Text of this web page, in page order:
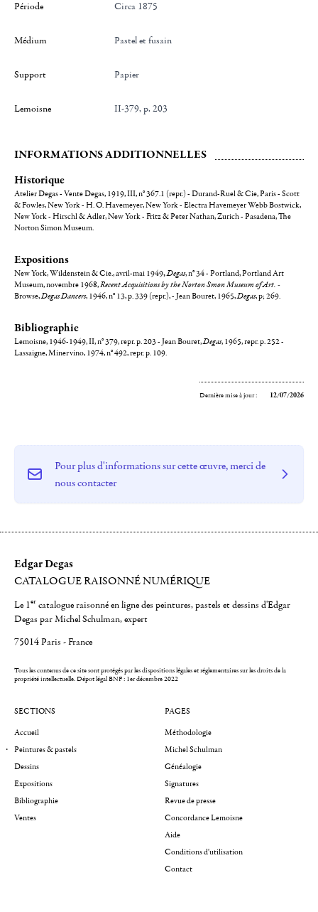
Période Circa 1875
Médium Pastel et fusain
Support Papier
Lemoisne II-379, p. 203
INFORMATIONS ADDITIONNELLES
Historique
Atelier Degas - Vente Degas, 1919, III, n° 367.1 (repr.) - Durand-Ruel & Cie, Paris - Scott
& Fowles, New York - H. O. Havemeyer, New York - Electra Havemeyer Webb Bostwick,
New York - Hirschl & Adler, New York - Fritz & Peter Nathan, Zurich - Pasadena, The
Norton Simon Museum.
Expositions
New York, Wildenstein & Cie., avril-mai 1949,Degas, n° 34 - Portland, Portland Art
Museum, novembre 1968,Recent Acquisitions by the Norton Smon Museum of Art. -
Browse,Degas Dancers, 1946, n° 13, p. 339 (repr.), - Jean Bouret, 1965,Degas, p; 269.
Bibliographie
Lemoisne, 1946-1949, II, n° 379, repr. p. 203 - Jean Bouret,Degas, 1965, repr. p. 252 -
Lassaigne, Minervino, 1974, n° 492, repr. p. 109.
Dernière mise à jour : 12/07/2026
Pour plus d'informations sur cette œuvre, merci de
nous contacter
Edgar Degas
CATALOGUE RAISONNÉ NUMÉRIQUE
Le 1er catalogue raisonné en ligne des peintures, pastels et dessins d'Edgar
Degas par Michel Schulman, expert
75014 Paris - France
Tous les contenus de ce site sont protégés par les dispositions légales et réglementaires sur les droits de la
propriété intellectuelle.Dépot légal BNF : 1er décembre 2022
SECTIONS
Accueil
Peintures & pastels
Dessins
Expositions
Bibliographie
Ventes
PAGES
Méthodologie
Michel Schulman
Généalogie
Signatures
Revue de presse
Concordance Lemoisne
Aide
Conditions d'utilisation
Contact